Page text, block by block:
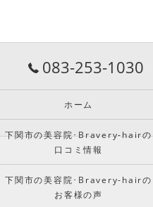
083-253-1030
ホーム
下関市の美容院･Bravery-hairの
口コミ情報
下関市の美容院･Bravery-hairの
お客様の声